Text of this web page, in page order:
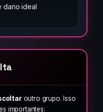
dano ideal
outro grupo. Isso
importantes: